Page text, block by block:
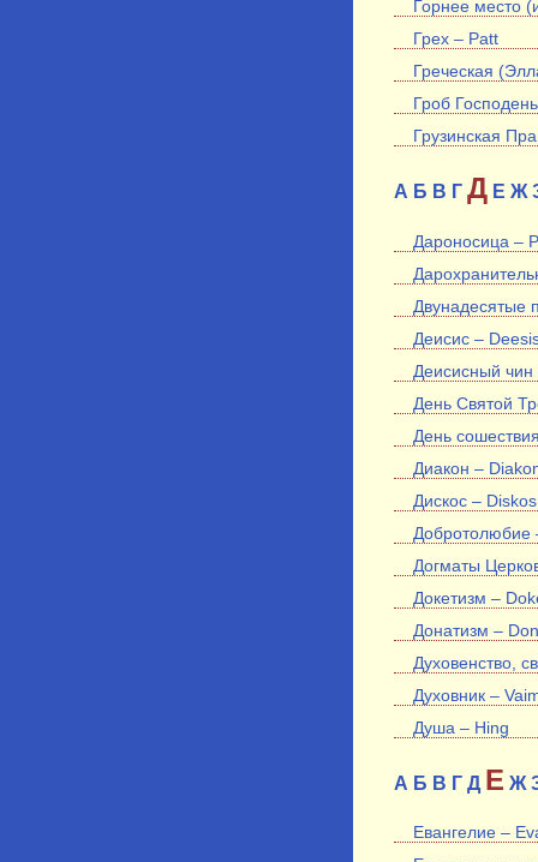
Горнее место
Грех – Patt
Греческая
Гроб
Грузинская
А Б В Г Д Е Ж
Дароносица –
Двунадесятые
Деисис –
Деисисный
День Святой
День
Диакон –
Дискос – Diskos
Добротолюбие
Догматы
Докетизм –
Донатизм –
Духовенство,
Духовник –
Душа – Hing
А Б В Г Д Е Ж
Евангелие –